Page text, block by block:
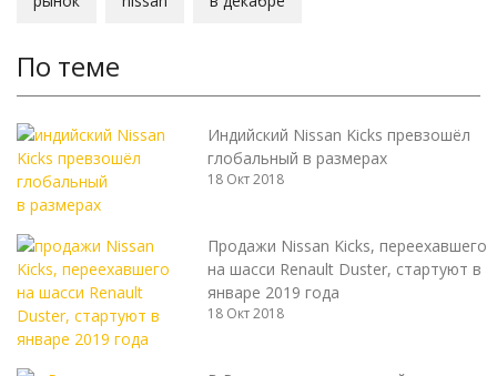
По теме
Индийский Nissan Kicks превзошёл
глобальный в размерах
18 Окт 2018
Продажи Nissan Kicks, переехавшего
на шасси Renault Duster, стартуют в
январе 2019 года
18 Окт 2018